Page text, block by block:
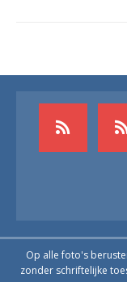
Op alle foto's
zonder schriftelijke